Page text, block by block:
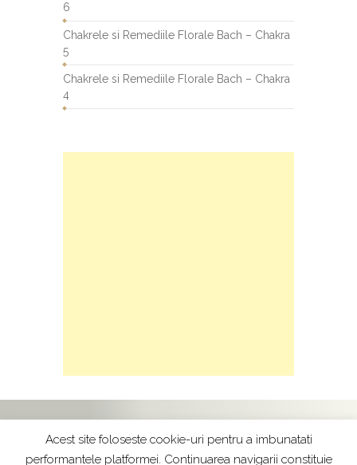
6
Chakrele si Remediile Florale Bach – Chakra
5
Chakrele si Remediile Florale Bach – Chakra
4
Copyright © 2017Terapia Florala Bach - by
Raluca Basuc
Acest site foloseste cookie-uri pentru a imbunatati
performantele platformei. Continuarea navigarii constituie